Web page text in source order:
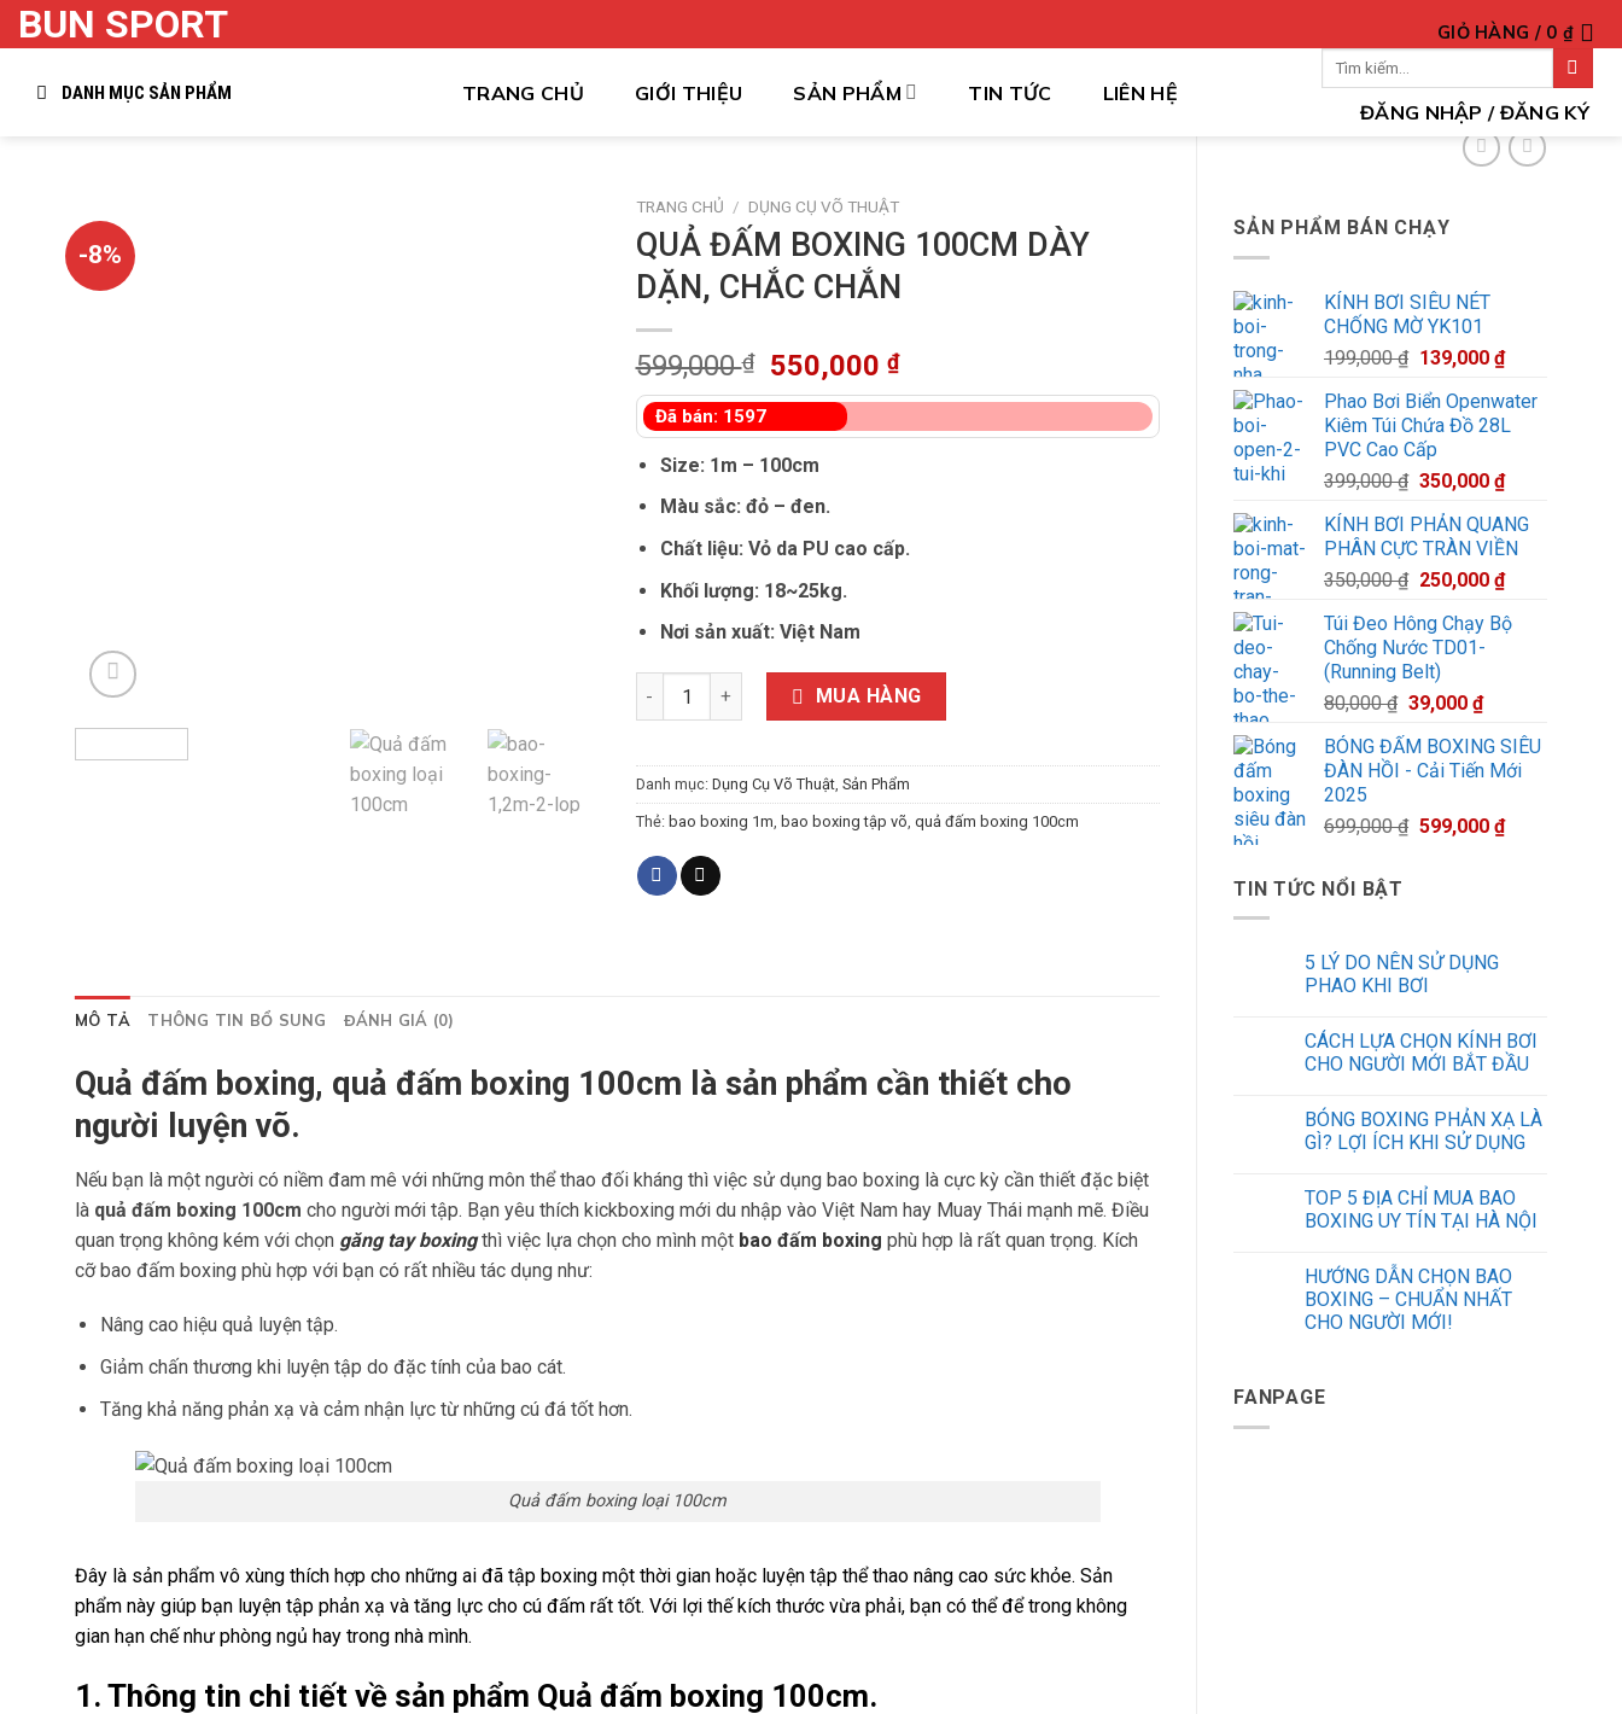
Skip
to BUN SPORT GIỎ HÀNG / 0 ₫
DANH MỤC SẢN PHẨM TRANG CHỦ GIỚI THIỆU SẢN PHẨM TIN TỨC LIÊN HỆ
Tìm
ĐĂNG NHẬP / ĐĂNG KÝ
SẢN PHẨM BÁN CHẠY
KÍNH BƠI SIÊU NÉT
CHỐNG MỜ YK101
199,000₫ Giá
là:
199,000 ₫.
139,000 ₫Giá
tại
là:
Phao Bơi Biển Openwater
Kiêm Túi Chứa Đồ 28L
PVC Cao Cấp
399,000₫ Giá
là:
399,000 ₫.
350,000 ₫Giá
tại
là:
350,000 ₫.
KÍNH BƠI PHẢN QUANG
PHÂN CỰC TRÀN VIỀN
350,000₫ Giá
là:
350,000 ₫.
250,000 ₫Giá
tại
Túi Đeo Hông Chạy Bộ
Chống Nước TD01-
(Running Belt)
80,000₫ Giá
là:
80,000 ₫.
39,000 ₫Giá
tại
là:
BÓNG ĐẤM BOXING SIÊU
ĐÀN HỒI - Cải Tiến Mới
2025
699,000₫ Giá
599,000 ₫Giá
TIN TỨC NỔI BẬT
5 LÝ DO NÊN SỬ DỤNG
PHAO KHI BƠI
CÁCH LỰA CHỌN KÍNH BƠI
CHO NGƯỜI MỚI BẮT ĐẦU
BÓNG BOXING PHẢN XẠ LÀ
GÌ? LỢI ÍCH KHI SỬ DỤNG
TOP 5 ĐỊA CHỈ MUA BAO
BOXING UY TÍN TẠI HÀ NỘI
HƯỚNG DẪN CHỌN BAO
BOXING – CHUẨN NHẤT
CHO NGƯỜI MỚI!
FANPAGE
-8%
TRANG CHỦ / DỤNG CỤ VÕ THUẬT
QUẢ ĐẤM BOXING 100CM DÀY
DẶN, CHẮC CHẮN
599,000₫
Giá
gốc
là:
599,000 ₫.
550,000 ₫Giá
hiện
tại
Đã bán: 1597
Size: 1m – 100cm
Màu sắc: đỏ – đen.
Chất liệu: Vỏ da PU cao cấp.
Khối lượng: 18~25kg.
Nơi sản xuất: Việt Nam
QUẢ ĐẤM BOXING 100CM DÀY DẶN, CHẮC CHẮN số lượng
MUA HÀNG
Danh mục: Dụng Cụ Võ Thuật, Sản Phẩm
Thẻ: bao boxing 1m bao boxing tập võ quả đấm boxing 100cm
MÔ TẢ THÔNG TIN BỔ SUNG ĐÁNH GIÁ (0)
Quả đấm boxing, quả đấm boxing 100cm là sản phẩm cần thiết cho
người luyện võ.
Nếu bạn là một người có niềm đam mê với những môn thể thao đối kháng thì việc sử dụng bao boxing là cực kỳ cần thiết đặc biệt
là quả đấm boxing 100cm cho người mới tập. Bạn yêu thích kickboxing mới du nhập vào Việt Nam hay Muay Thái mạnh mẽ. Điều
quan trọng không kém với chọn găng tay boxing thì việc lựa chọn cho mình một bao đấm boxing phù hợp là rất quan trọng. Kích
cỡ bao đấm boxing phù hợp với bạn có rất nhiều tác dụng như:
Nâng cao hiệu quả luyện tập.
Giảm chấn thương khi luyện tập do đặc tính của bao cát.
Tăng khả năng phản xạ và cảm nhận lực từ những cú đá tốt hơn.
Quả đấm boxing loại 100cm
Đây là sản phẩm vô xùng thích hợp cho những ai đã tập boxing một thời gian hoặc luyện tập thể thao nâng cao sức khỏe. Sản
phẩm này giúp bạn luyện tập phản xạ và tăng lực cho cú đấm rất tốt. Với lợi thế kích thước vừa phải, bạn có thể để trong không
gian hạn chế như phòng ngủ hay trong nhà mình.
1. Thông tin chi tiết về sản phẩm Quả đấm boxing 100cm.